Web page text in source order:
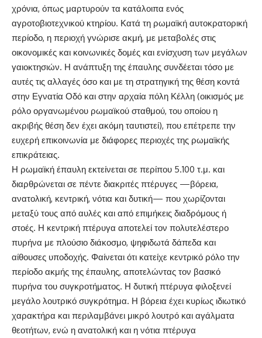
χρόνια, όπως μαρτυρούν τα κατάλοιπα ενός
αγροτοβιοτεχνικού κτηρίου. Κατά τη ρωμαϊκή αυτοκρατορική
περίοδο, η περιοχή γνώρισε ακμή, με μεταβολές στις
οικονομικές και κοινωνικές δομές και ενίσχυση των μεγάλων
γαιοκτησιών. Η ανάπτυξη της έπαυλης συνδέεται τόσο με
αυτές τις αλλαγές όσο και με τη στρατηγική της θέση κοντά
στην Εγνατία Οδό και στην αρχαία πόλη Κέλλη (οικισμός με
ρόλο οργανωμένου ρωμαϊκού σταθμού, του οποίου η
ακριβής θέση δεν έχει ακόμη ταυτιστεί), που επέτρεπε την
ευχερή επικοινωνία με διάφορες περιοχές της ρωμαϊκής
επικράτειας.
Η ρωμαϊκή έπαυλη εκτείνεται σε περίπου 5.100 τ.μ. και
διαρθρώνεται σε πέντε διακριτές πτέρυγες —βόρεια,
ανατολική, κεντρική, νότια και δυτική— που χωρίζονται
μεταξύ τους από αυλές και από επιμήκεις διαδρόμους ή
στοές. Η κεντρική πτέρυγα αποτελεί τον πολυτελέστερο
πυρήνα με πλούσιο διάκοσμο, ψηφιδωτά δάπεδα και
αίθουσες υποδοχής. Φαίνεται ότι κατείχε κεντρικό ρόλο την
περίοδο ακμής της έπαυλης, αποτελώντας τον βασικό
πυρήνα του συγκροτήματος. Η δυτική πτέρυγα φιλοξενεί
μεγάλο λουτρικό συγκρότημα. Η βόρεια έχει κυρίως ιδιωτικό
χαρακτήρα και περιλαμβάνει μικρό λουτρό και αγάλματα
θεοτήτων, ενώ η ανατολική και η νότια πτέρυγα